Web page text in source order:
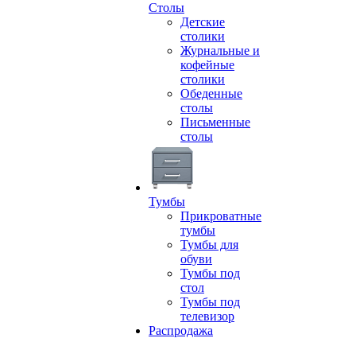
Столы
Детские
столики
Журнальные и
кофейные
столики
Обеденные
столы
Письменные
столы
Тумбы
Прикроватные
тумбы
Тумбы для
обуви
Тумбы под
стол
Тумбы под
телевизор
Распродажа